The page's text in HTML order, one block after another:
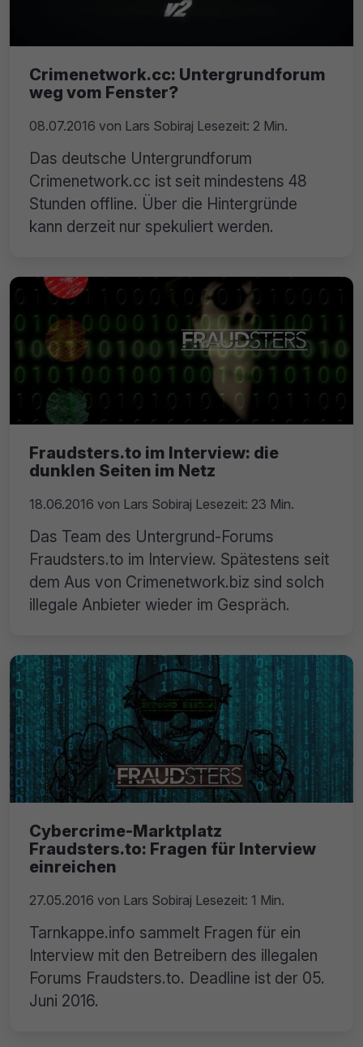
Crimenetwork.cc: Untergrundforum
weg vom Fenster?
08.07.2016 von Lars Sobiraj Lesezeit: 2 Min.
Das deutsche Untergrundforum
Crimenetwork.cc ist seit mindestens 48
Stunden offline. Über die Hintergründe
kann derzeit nur spekuliert werden.
Fraudsters.to im Interview: die
dunklen Seiten im Netz
18.06.2016 von Lars Sobiraj Lesezeit: 23 Min.
Das Team des Untergrund-Forums
Fraudsters.to im Interview. Spätestens seit
dem Aus von Crimenetwork.biz sind solch
illegale Anbieter wieder im Gespräch.
Cybercrime-Marktplatz
Fraudsters.to: Fragen für Interview
einreichen
27.05.2016 von Lars Sobiraj Lesezeit: 1 Min.
Tarnkappe.info sammelt Fragen für ein
Interview mit den Betreibern des illegalen
Forums Fraudsters.to. Deadline ist der 05.
Juni 2016.